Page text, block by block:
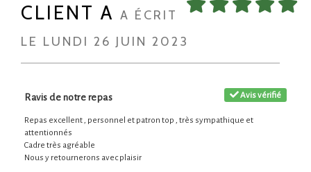
CLIENT A A ÉCRIT
LE LUNDI 26 JUIN 2023
Avis vérifié
Ravis de notre repas
Repas excellent , personnel et patron top , très sympathique et
attentionnés
Cadre très agréable
Nous y retournerons avec plaisir